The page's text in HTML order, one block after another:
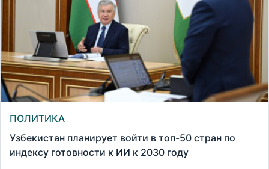
ПОЛИТИКА
Узбекистан планирует войти в топ-50 стран по
индексу готовности к ИИ к 2030 году